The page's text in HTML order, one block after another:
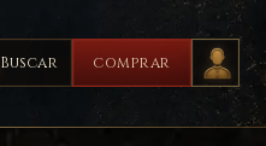
Buscar COMPRAR